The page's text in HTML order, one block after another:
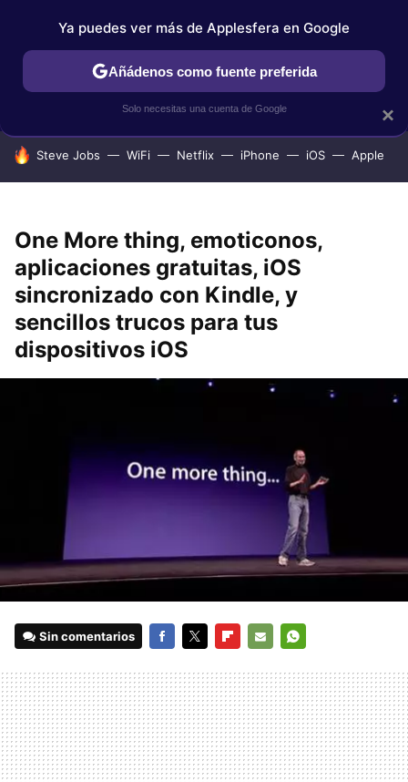
IPHONE TUTORIALES APPLESFERA SELECCIÓN
HOY SE HABLA DE
Steve Jobs WiFi Netflix iPhone iOS Apple
One More thing, emoticonos,
aplicaciones gratuitas, iOS
sincronizado con Kindle, y
sencillos trucos para tus
dispositivos iOS
Sin comentarios
MAIL
×
Ya puedes ver más de Applesfera en Google
Añádenos como fuente preferida
Solo necesitas una cuenta de Google